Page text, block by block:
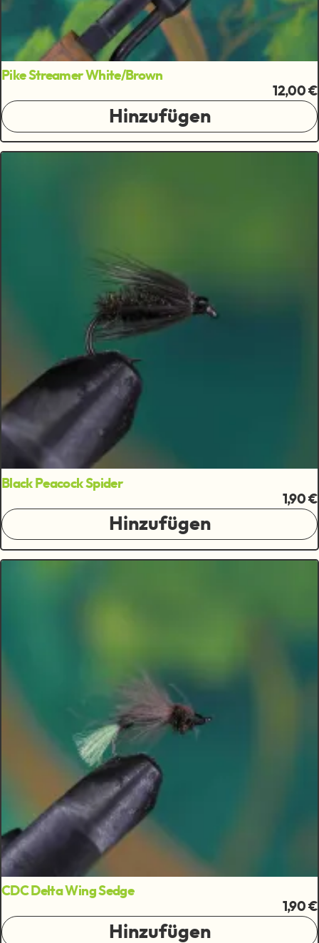
Pike Streamer White/Brown
12,00 €
Hinzufügen
Black Peacock Spider
1,90 €
Hinzufügen
CDC Delta Wing Sedge
1,90 €
Hinzufügen